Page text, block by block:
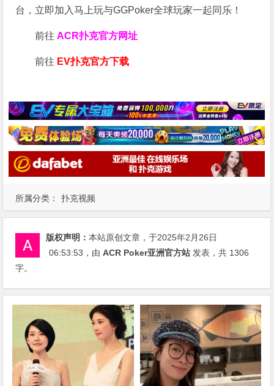
所属分类： 扑克视频
台，立即加入马上玩与GGPoker全球玩家一起同乐！
前往ACR扑克官方网址
前往 EV扑克官方下载
版权声明：本站原创文章，于2025年2月26日
06:53:53 ，由ACR Poker亚洲官方站 发表，共 1306
字。